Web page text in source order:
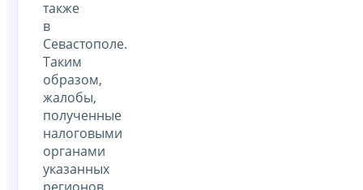
также
в
Севастополе.
Таким
образом,
жалобы,
полученные
налоговыми
органами
указанных
регионов